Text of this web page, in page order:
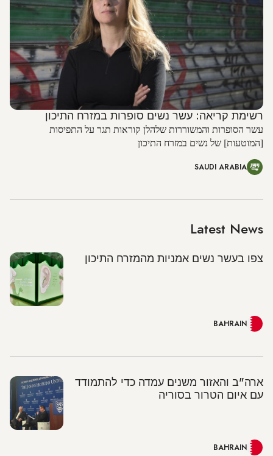
רשימת קריאה: עשר נשים סופרות במזרח התיכון
עשר הסופרות והמשוררות שלהלן קוראות תגר על התפיסות
[המוטעות] של נשים במזרח התיכון
SAUDI ARABIA
Latest News
צפו בעשר נשים אמניות מהמזרח התיכון
BAHRAIN
ארה"ב והאזור משנים עמדה כדי להתמודד
עם איום הטרור בסוריה
BAHRAIN